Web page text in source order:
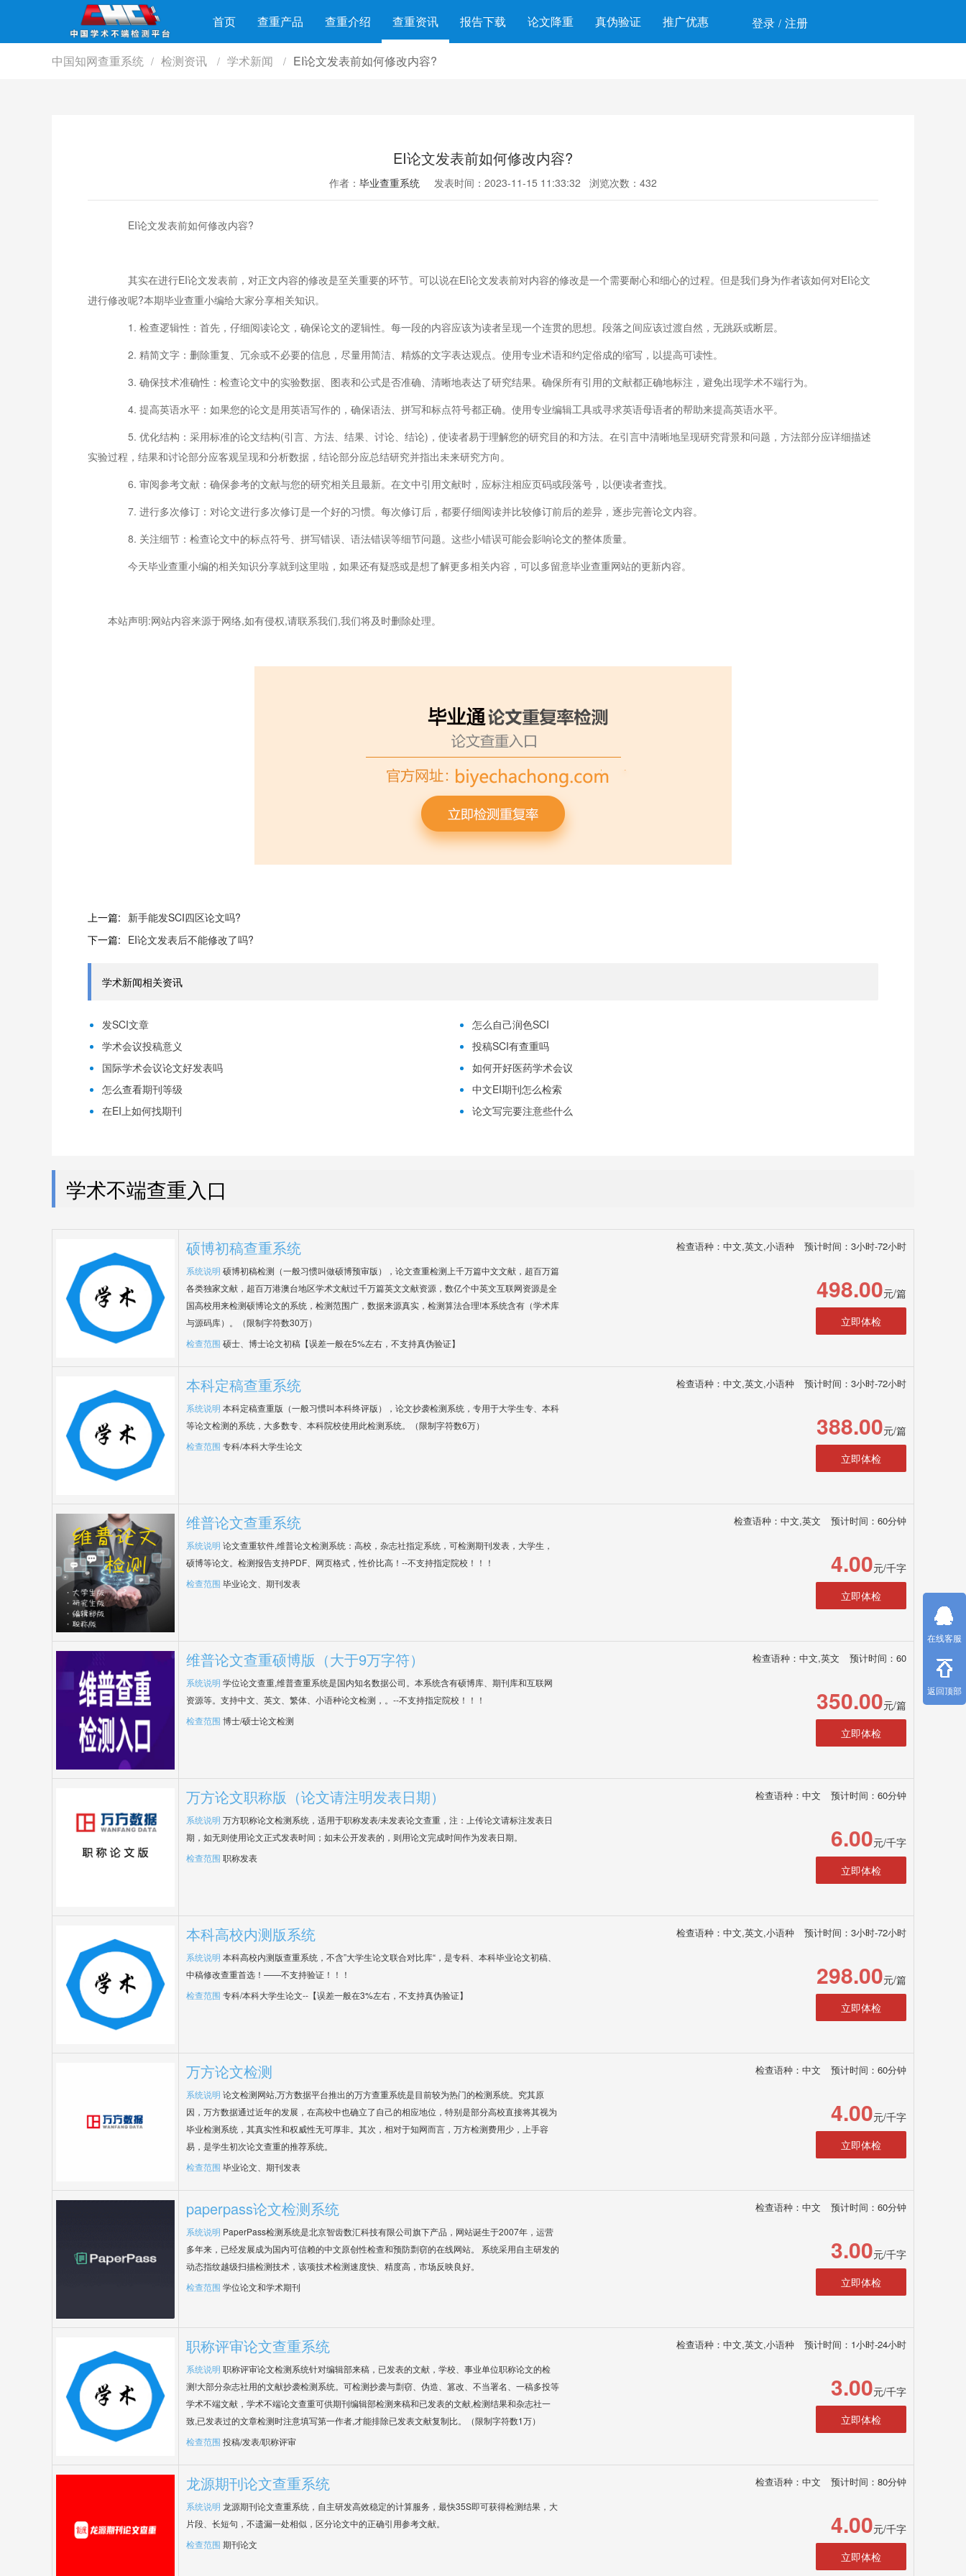
首页 查重产品 查重介绍 查重资讯 报告下载 论文降重 真伪验证 推广优惠 登录 / 注册
中国知网查重系统 / 检测资讯 / 学术新闻 / EI论文发表前如何修改内容?
EI论文发表前如何修改内容?
作者： 毕业查重系统 发表时间：2023-11-15 11:33:32 浏览次数：432
EI论文发表前如何修改内容?
其实在进行EI论文发表前，对正文内容的修改是至关重要的环节。可以说在EI论文发表前对内容的修改是一个需要耐心和细心的过程。但是我们身为作者该如何对EI论文
进行修改呢?本期毕业查重小编给大家分享相关知识。
1. 检查逻辑性：首先，仔细阅读论文，确保论文的逻辑性。每一段的内容应该为读者呈现一个连贯的思想。段落之间应该过渡自然，无跳跃或断层。
2. 精简文字：删除重复、冗余或不必要的信息，尽量用简洁、精炼的文字表达观点。使用专业术语和约定俗成的缩写，以提高可读性。
3. 确保技术准确性：检查论文中的实验数据、图表和公式是否准确、清晰地表达了研究结果。确保所有引用的文献都正确地标注，避免出现学术不端行为。
4. 提高英语水平：如果您的论文是用英语写作的，确保语法、拼写和标点符号都正确。使用专业编辑工具或寻求英语母语者的帮助来提高英语水平。
5. 优化结构：采用标准的论文结构(引言、方法、结果、讨论、结论)，使读者易于理解您的研究目的和方法。在引言中清晰地呈现研究背景和问题，方法部分应详细描述
实验过程，结果和讨论部分应客观呈现和分析数据，结论部分应总结研究并指出未来研究方向。
6. 审阅参考文献：确保参考的文献与您的研究相关且最新。在文中引用文献时，应标注相应页码或段落号，以便读者查找。
7. 进行多次修订：对论文进行多次修订是一个好的习惯。每次修订后，都要仔细阅读并比较修订前后的差异，逐步完善论文内容。
8. 关注细节：检查论文中的标点符号、拼写错误、语法错误等细节问题。这些小错误可能会影响论文的整体质量。
今天毕业查重小编的相关知识分享就到这里啦，如果还有疑惑或是想了解更多相关内容，可以多留意毕业查重网站的更新内容。
本站声明:网站内容来源于网络,如有侵权,请联系我们,我们将及时删除处理。
上一篇: 新手能发SCI四区论文吗?
下一篇: EI论文发表后不能修改了吗?
学术新闻相关资讯
发SCI文章
怎么自己润色SCI
学术会议投稿意义
投稿SCI有查重吗
国际学术会议论文好发表吗
如何开好医药学术会议
怎么查看期刊等级
中文EI期刊怎么检索
在EI上如何找期刊
论文写完要注意些什么
学术不端查重入口
硕博初稿查重系统 检查语种：中文,英文,小语种 预计时间：3小时-72小时
系统说明 硕博初稿检测（一般习惯叫做硕博预审版），论文查重检测上千万篇中文文献，超百万篇
各类独家文献，超百万港澳台地区学术文献过千万篇英文文献资源，数亿个中英文互联网资源是全
国高校用来检测硕博论文的系统，检测范围广，数据来源真实，检测算法合理!本系统含有（学术库
与源码库）。（限制字符数30万）
检查范围 硕士、博士论文初稿【误差一般在5%左右，不支持真伪验证】
498.00元/篇
立即体检
本科定稿查重系统 检查语种：中文,英文,小语种 预计时间：3小时-72小时
系统说明 本科定稿查重版（一般习惯叫本科终评版），论文抄袭检测系统，专用于大学生专、本科
等论文检测的系统，大多数专、本科院校使用此检测系统。（限制字符数6万）
检查范围 专科/本科大学生论文
388.00元/篇
立即体检
维普论文查重系统 检查语种：中文,英文 预计时间：60分钟
系统说明 论文查重软件,维普论文检测系统：高校，杂志社指定系统，可检测期刊发表，大学生，
硕博等论文。检测报告支持PDF、网页格式，性价比高！--不支持指定院校！！！
检查范围 毕业论文、期刊发表
4.00元/千字
立即体检
维普论文查重硕博版（大于9万字符） 检查语种：中文,英文 预计时间：60
系统说明 学位论文查重,维普查重系统是国内知名数据公司。本系统含有硕博库、期刊库和互联网
资源等。支持中文、英文、繁体、小语种论文检测，。--不支持指定院校！！！
检查范围 博士/硕士论文检测
350.00元/篇
立即体检
万方论文职称版（论文请注明发表日期） 检查语种：中文 预计时间：60分钟
系统说明 万方职称论文检测系统，适用于职称发表/未发表论文查重，注：上传论文请标注发表日
期，如无则使用论文正式发表时间；如未公开发表的，则用论文完成时间作为发表日期。
检查范围 职称发表
6.00元/千字
立即体检
本科高校内测版系统 检查语种：中文,英文,小语种 预计时间：3小时-72小时
系统说明 本科高校内测版查重系统，不含”大学生论文联合对比库“，是专科、本科毕业论文初稿、
中稿修改查重首选！——不支持验证！！！
检查范围 专科/本科大学生论文--【误差一般在3%左右，不支持真伪验证】
298.00元/篇
立即体检
万方论文检测 检查语种：中文 预计时间：60分钟
系统说明 论文检测网站,万方数据平台推出的万方查重系统是目前较为热门的检测系统。究其原
因，万方数据通过近年的发展，在高校中也确立了自己的相应地位，特别是部分高校直接将其视为
毕业检测系统，其真实性和权威性无可厚非。其次，相对于知网而言，万方检测费用少，上手容
易，是学生初次论文查重的推荐系统。
检查范围 毕业论文、期刊发表
4.00元/千字
立即体检
paperpass论文检测系统 检查语种：中文 预计时间：60分钟
系统说明 PaperPass检测系统是北京智齿数汇科技有限公司旗下产品，网站诞生于2007年，运营
多年来，已经发展成为国内可信赖的中文原创性检查和预防剽窃的在线网站。 系统采用自主研发的
动态指纹越级扫描检测技术，该项技术检测速度快、精度高，市场反映良好。
检查范围 学位论文和学术期刊
3.00元/千字
立即体检
职称评审论文查重系统 检查语种：中文,英文,小语种 预计时间：1小时-24小时
系统说明 职称评审论文检测系统针对编辑部来稿，已发表的文献，学校、事业单位职称论文的检
测!大部分杂志社用的文献抄袭检测系统。可检测抄袭与剽窃、伪造、篡改、不当署名、一稿多投等
学术不端文献，学术不端论文查重可供期刊编辑部检测来稿和已发表的文献,检测结果和杂志社一
致,已发表过的文章检测时注意填写第一作者,才能排除已发表文献复制比。（限制字符数1万）
检查范围 投稿/发表/职称评审
3.00元/千字
立即体检
龙源期刊论文查重系统 检查语种：中文 预计时间：80分钟
系统说明 龙源期刊论文查重系统，自主研发高效稳定的计算服务，最快35S即可获得检测结果，大
片段、长短句，不遗漏一处相似，区分论文中的正确引用参考文献。
检查范围 期刊论文
4.00元/千字
立即体检
在线客服
返回顶部